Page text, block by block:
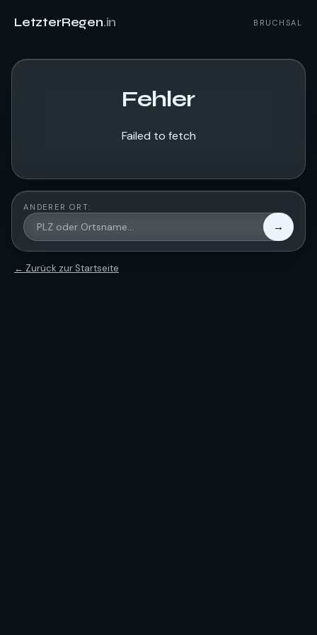
LetzterRegen.in BRUCHSAL
Fehler
Failed to fetch
ANDERER ORT:
→
← Zurück zur Startseite